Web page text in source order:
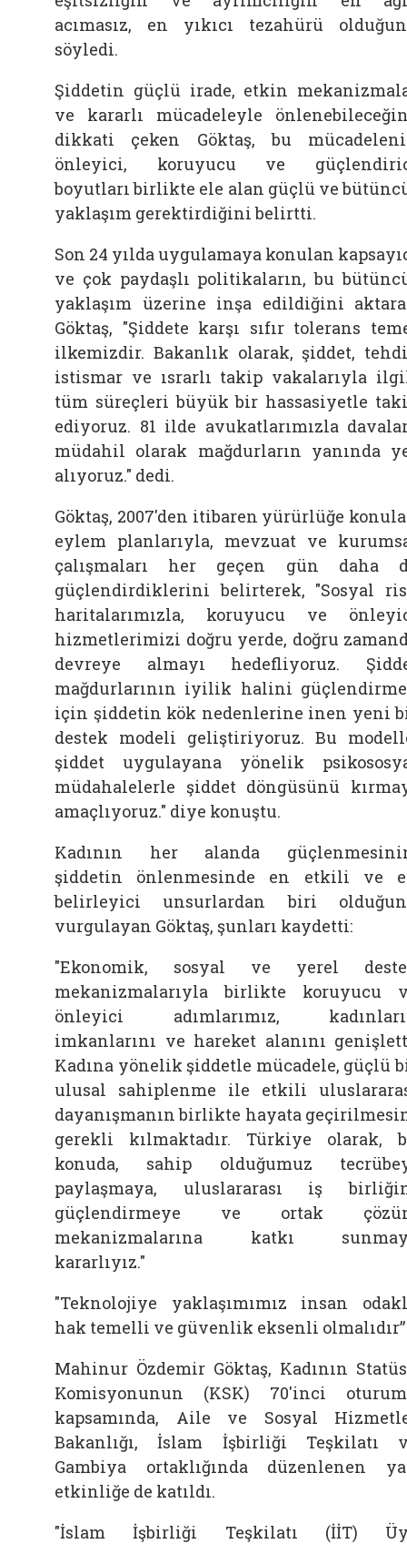
acımasız, en yıkıcı tezahürü
söyledi.
Şiddetin güçlü irade, etkin
ve kararlı mücadeleyle
dikkati çeken Göktaş, bu
önleyici, koruyucu ve
boyutları birlikte ele alan güçlü ve
yaklaşım gerektirdiğini belirtti.
Son 24 yılda uygulamaya konulan
ve çok paydaşlı politikaların, bu
yaklaşım üzerine inşa edildiğini
Göktaş, "Şiddete karşı sıfır tolerans
ilkemizdir. Bakanlık olarak, şiddet,
istismar ve ısrarlı takip vakalarıyla
tüm süreçleri büyük bir hassasiyetle
ediyoruz. 81 ilde avukatlarımızla
müdahil olarak mağdurların yanında
alıyoruz." dedi.
Göktaş, 2007'den itibaren yürürlüğe
eylem planlarıyla, mevzuat ve
çalışmaları her geçen gün daha
güçlendirdiklerini belirterek, "Sosyal
haritalarımızla, koruyucu ve
hizmetlerimizi doğru yerde, doğru
devreye almayı hedefliyoruz.
mağdurlarının iyilik halini
için şiddetin kök nedenlerine inen yeni
destek modeli geliştiriyoruz. Bu
şiddet uygulayana yönelik
müdahalelerle şiddet döngüsünü
amaçlıyoruz." diye konuştu.
Kadının her alanda
şiddetin önlenmesinde en etkili ve
belirleyici unsurlardan biri
vurgulayan Göktaş, şunları kaydetti:
"Ekonomik, sosyal ve yerel
mekanizmalarıyla birlikte koruyucu
önleyici adımlarımız,
imkanlarını ve hareket alanını
Kadına yönelik şiddetle mücadele, güçlü
ulusal sahiplenme ile etkili
dayanışmanın birlikte hayata
gerekli kılmaktadır. Türkiye olarak,
konuda, sahip olduğumuz
paylaşmaya, uluslararası iş
güçlendirmeye ve ortak
mekanizmalarına katkı
kararlıyız."
"Teknolojiye yaklaşımımız insan
hak temelli ve güvenlik eksenli olmalıdır”
Mahinur Özdemir Göktaş, Kadının
Komisyonunun (KSK) 70'inci
kapsamında, Aile ve Sosyal
Bakanlığı, İslam İşbirliği Teşkilatı
Gambiya ortaklığında düzenlenen
etkinliğe de katıldı.
"İslam İşbirliği Teşkilatı (İİT)